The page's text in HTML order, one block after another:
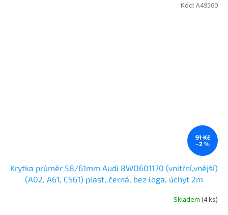
91 Kč
–2 %
Krytka průměr 58/61mm Audi 8WO601170 (vnitřní,vnější)
(A02, A61, CS61) plast, černá, bez loga, úchyt 2m
Skladem (4 ks)
Kód: A49560